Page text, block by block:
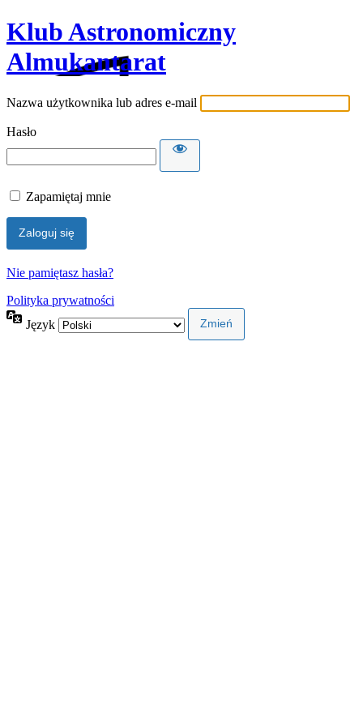
Klub Astronomiczny
Almukantarat
Nazwa użytkownika lub adres e-mail
Hasło
Zapamiętaj mnie
Nie pamiętasz hasła?
Polityka prywatności
Język